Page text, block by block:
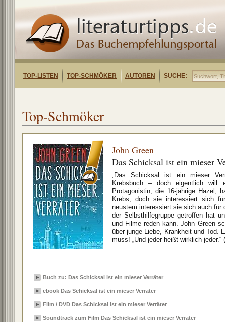
TOP-LISTEN TOP-SCHMÖKER AUTOREN SUCHE:
Top-Schmöker
John Green
Das Schicksal ist ein mieser
„Das Schicksal ist ein mieser
Krebsbuch – doch eigentlich
Protagonistin, die 16-jährige Hazel,
Krebs, doch sie interessiert sich
neustem interessiert sie sich auch für
der Selbsthilfegruppe getroffen hat
und Filme reden kann. John Green
über junge Liebe, Krankheit und Tod.
muss! „Und jeder heißt wirklich jeder.“
Buch zu: Das Schicksal ist ein mieser Verräter
ebook Das Schicksal ist ein mieser Verräter
Film / DVD Das Schicksal ist ein mieser Verräter
Soundtrack zum Film Das Schicksal ist ein mieser Verräter